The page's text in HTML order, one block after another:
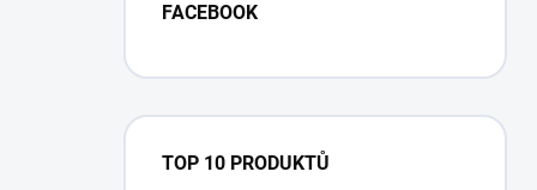
FACEBOOK
TOP 10 PRODUKTŮ